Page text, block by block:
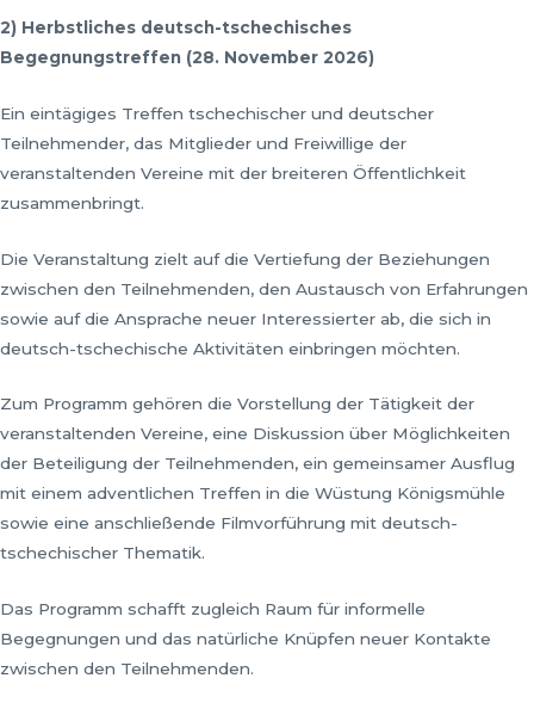
2) Herbstliches deutsch-tschechisches
Begegnungstreffen (28. November 2026)
Ein eintägiges Treffen tschechischer und deutscher
Teilnehmender, das Mitglieder und Freiwillige der
veranstaltenden Vereine mit der breiteren Öffentlichkeit
zusammenbringt.
Die Veranstaltung zielt auf die Vertiefung der Beziehungen
zwischen den Teilnehmenden, den Austausch von Erfahrungen
sowie auf die Ansprache neuer Interessierter ab, die sich in
deutsch-tschechische Aktivitäten einbringen möchten.
Zum Programm gehören die Vorstellung der Tätigkeit der
veranstaltenden Vereine, eine Diskussion über Möglichkeiten
der Beteiligung der Teilnehmenden, ein gemeinsamer Ausflug
mit einem adventlichen Treffen in die Wüstung Königsmühle
sowie eine anschließende Filmvorführung mit deutsch-
tschechischer Thematik.
Das Programm schafft zugleich Raum für informelle
Begegnungen und das natürliche Knüpfen neuer Kontakte
zwischen den Teilnehmenden.